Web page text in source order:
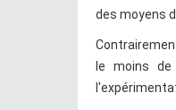
des moyens
le moins